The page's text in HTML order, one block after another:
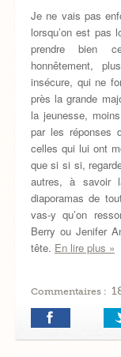
Je ne vais pas
lorsqu’on est pas
prendre bien
honnêtement,
insécure, qui ne
près la grande
la jeunesse,
par les réponses
celles qui lui ont
que si si si,
autres, à savoir
diaporamas de
vas-y qu’on
Berry ou Jenifer
tête. En lire plus »
Commentaires :